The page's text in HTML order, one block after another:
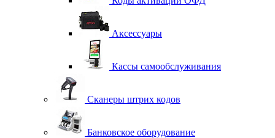
Аксессуары
Кассы самообслуживания
Сканеры штрих кодов
Банковское оборудование